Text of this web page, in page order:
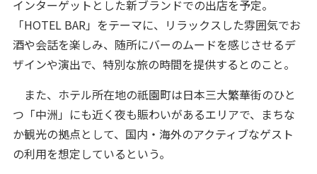
インターゲットとした新ブランドでの出店を予定。
「HOTEL BAR」をテーマに、リラックスした雰囲気でお
酒や会話を楽しみ、随所にバーのムードを感じさせるデ
ザインや演出で、特別な旅の時間を提供するとのこと。
また、ホテル所在地の祇園町は日本三大繁華街のひと
つ「中洲」にも近く夜も賑わいがあるエリアで、まちな
か観光の拠点として、国内・海外のアクティブなゲスト
の利用を想定しているという。